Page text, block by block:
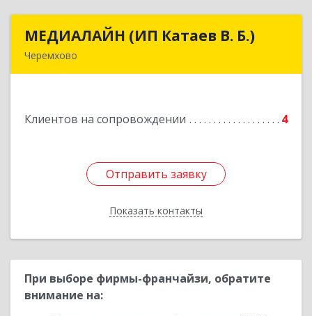
МЕДИАЛАЙН (ИП Катаев В. Б.)
Черемхово
Клиентов на сопровождении 4
Отправить заявку
Показать контакты
МЕДИАЛАЙН (ИП Катаев В. Б.)
Подробнее
Отправить заявку
Назад
При выборе фирмы-франчайзи, обратите
внимание на: